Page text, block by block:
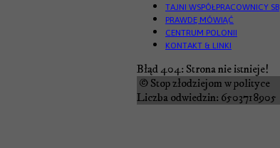
TAJNI WSPÓŁPRACOWNICY SB
PRAWDĘ MÓWIĄĆ
CENTRUM POLONII
KONTAKT & LINKI
Błąd 404: Strona nie istnieje!
© Stop złodziejom w polityce
Liczba odwiedzin: 6503718905